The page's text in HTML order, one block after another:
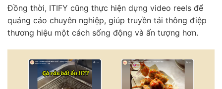
Đồng thời, ITIFY cũng thực hiện dựng video reels để
quảng cáo chuyên nghiệp, giúp truyền tải thông điệp
thương hiệu một cách sống động và ấn tượng hơn.